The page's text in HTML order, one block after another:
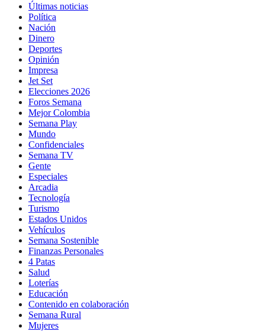
Últimas noticias
Política
Nación
Dinero
Deportes
Opinión
Impresa
Jet Set
Elecciones 2026
Foros Semana
Mejor Colombia
Semana Play
Mundo
Confidenciales
Semana TV
Gente
Especiales
Arcadia
Tecnología
Turismo
Estados Unidos
Vehículos
Semana Sostenible
Finanzas Personales
4 Patas
Salud
Loterías
Educación
Contenido en colaboración
Semana Rural
Mujeres